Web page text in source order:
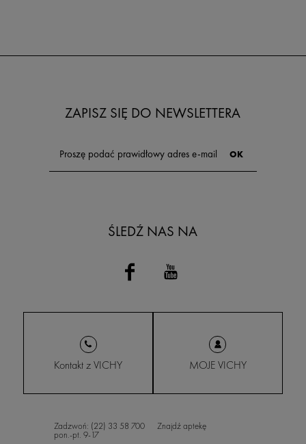
ZAPISZ SIĘ DO NEWSLETTERA
ŚLEDŹ NAS NA
Kontakt z VICHY MOJE VICHY
Zadzwoń: (22) 33 58 700
pon.-pt. 9-17
Znajdź aptekę